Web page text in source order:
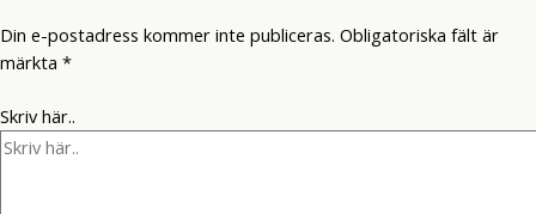
Din e-postadress kommer inte publiceras. Obligatoriska fält är
märkta *
Skriv här..